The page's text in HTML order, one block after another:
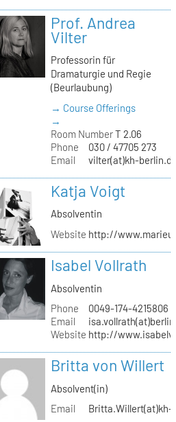
Prof. Andrea
Vilter
Professorin für
Dramaturgie und Regie
(Beurlaubung)
→ Course Offerings
→
Room NumberT 2.06
Phone
030 / 47705 273
Email
vilter(at)kh-
Katja Voigt
Absolventin
Website http://
Isabel Vollrath
Absolventin
Phone
0049-174-4215806
Email
Website http://
Britta von Willert
Absolvent(in)
Email
Britta.Willert(at)kh-